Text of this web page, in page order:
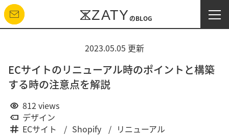
ZATYのBLOG
お問い合わせする 2023.05.05 更新
ECサイトのリニューアル時のポイントと構築
する時の注意点を解説
812 views
デザイン
ECサイト
Shopify リニューアル